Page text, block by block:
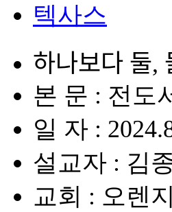
텍사스
하나보다 둘,
본 문 : 전도
일 자 :
설교자 : 김
교회 : 오렌